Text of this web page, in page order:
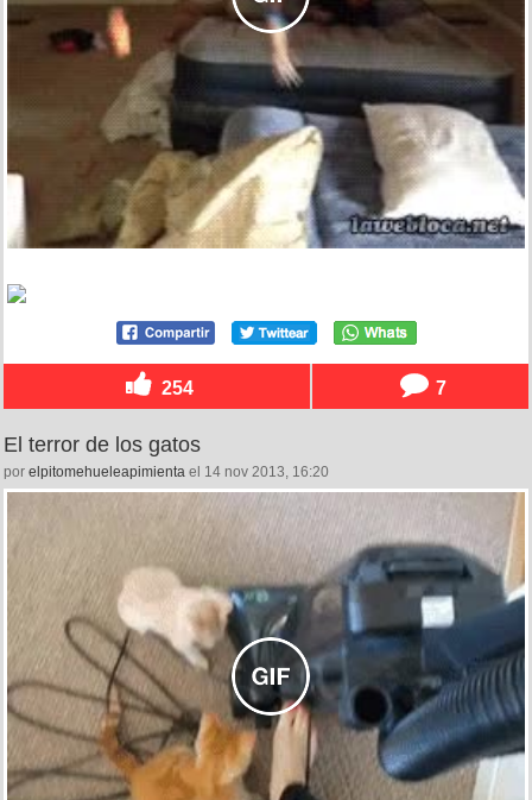
254 7
El terror de los gatos
por elpitomehueleapimienta el 14 nov 2013, 16:20